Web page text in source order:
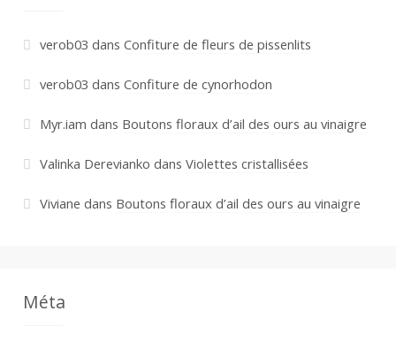
verob03 dans Confiture de fleurs de pissenlits
verob03 dans Confiture de cynorhodon
Myr.iam dans Boutons floraux d’ail des ours au vinaigre
Valinka Derevianko dans Violettes cristallisées
Viviane dans Boutons floraux d’ail des ours au vinaigre
Méta